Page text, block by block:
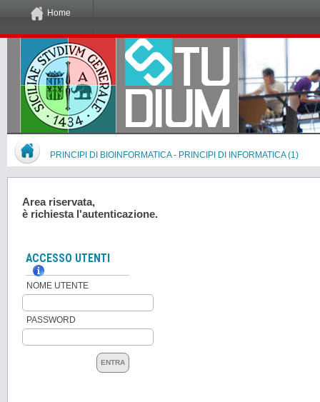
Home
PRINCIPI DI BIOINFORMATICA - PRINCIPI DI INFORMATICA (1)
Area riservata,
è richiesta l'autenticazione.
ACCESSO UTENTI
NOME UTENTE
PASSWORD
ENTRA